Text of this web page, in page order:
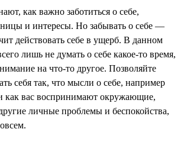
как важно заботиться о себе,
и интересы. Но забывать о себе —
действовать себе в ущерб. В данном
лишь не думать о себе какое-то время,
на что-то другое. Позволяйте
себя так, что мысли о себе, например
как вас воспринимают окружающие,
личные проблемы и беспокойства,